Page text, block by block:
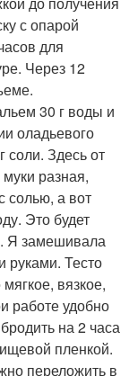
с опарой
для
Через 12
30 г воды и
оладьевого
соли. Здесь от
разная,
солью, а вот
Это будет
Я замешивала
руками. Тесто
вязкое,
работе удобно
на 2 часа
пленкой.
переложить в